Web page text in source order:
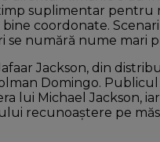
suplimentar pentru
coordonate.
se numără nume mari
Jackson, din
Domingo.
lui Michael Jackson,
recunoaștere pe